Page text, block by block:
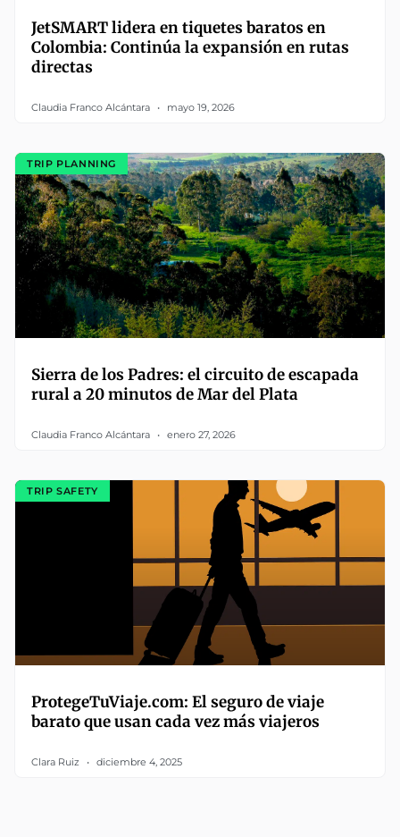
JetSMART lidera en tiquetes baratos en
Colombia: Continúa la expansión en rutas
directas
Claudia Franco Alcántara mayo 19, 2026
TRIP PLANNING
Sierra de los Padres: el circuito de escapada
rural a 20 minutos de Mar del Plata
Claudia Franco Alcántara enero 27, 2026
TRIP SAFETY
ProtegeTuViaje.com: El seguro de viaje
barato que usan cada vez más viajeros
Clara Ruiz diciembre 4, 2025